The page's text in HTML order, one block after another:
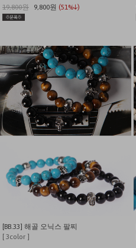
19,800원
9,800원 (51%↓)
[BB.33] 해골 오닉스 팔찌
[ 3color ]